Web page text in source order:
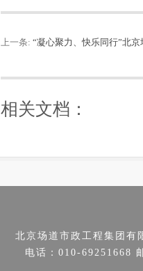
上一条: “凝心聚力、快乐同行”北
相关文档：
北京场道市政工程集团有
电话：010-69251668